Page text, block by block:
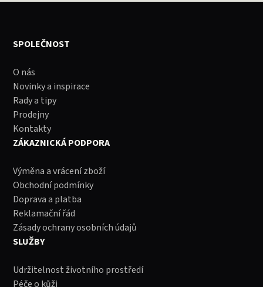
SPOLEČNOST
O nás
Novinky a inspirace
Rady a tipy
Prodejny
Kontakty
ZÁKAZNICKÁ PODPORA
Výměna a vrácení zboží
Obchodní podmínky
Doprava a platba
Reklamační řád
Zásady ochrany osobních údajů
SLUŽBY
Udržitelnost životního prostředí
Péče o kůži